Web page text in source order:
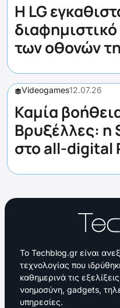
Η LG
των οθονών
Videogames12.07.26
Καμία
Βρυξέλλες: η
στο all-digital
Το Techblog.gr είναι
τεχνολογίας που
καθημερινά τις
νοημοσύνη, gadgets,
υπηρεσίες.